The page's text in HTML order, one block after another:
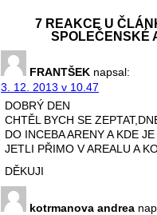
7 REAKCE U
SPOLEČENSKÉ
FRANTŠEK napsal:
3. 12. 2013 v 10.47
DOBRÝ DEN
CHTĚL BYCH SE
DO INCEBA ARENY A KDE
JETLI PŘIMO V AREALU A
DĚKUJI
kotrmanova andrea